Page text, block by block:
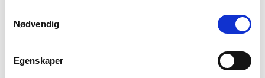
Nødvendig
Egenskaper
Kontor Tromsø